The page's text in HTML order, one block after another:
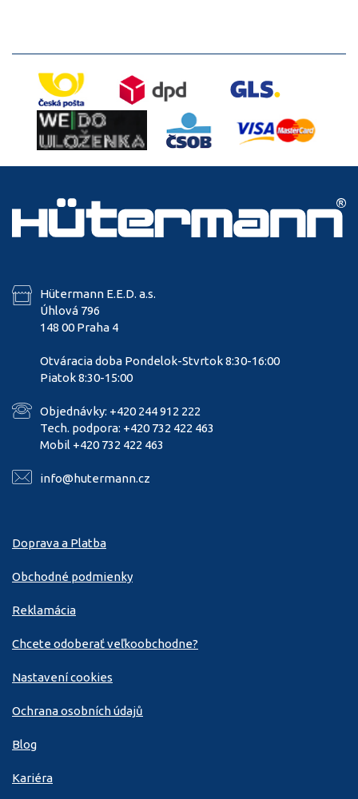
Hütermann E.E.D. a.s.
Úhlová 796
148 00 Praha 4
Otváracia doba Pondelok-Stvrtok 8:30-16:00
Piatok 8:30-15:00
Objednávky: +420 244 912 222
Tech. podpora: +420 732 422 463
Mobil +420 732 422 463
info@hutermann.cz
Doprava a Platba
Obchodné podmienky
Reklamácia
Chcete odoberať veľkoobchodne?
Nastavení cookies
Ochrana osobních údajů
Blog
Kariéra